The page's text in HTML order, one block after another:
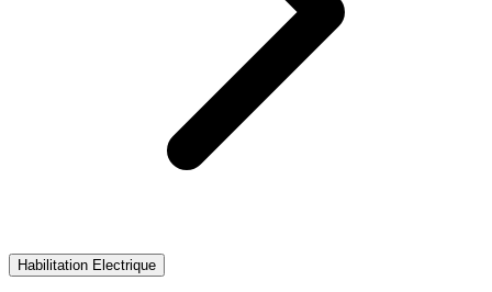
Habilitation Electrique